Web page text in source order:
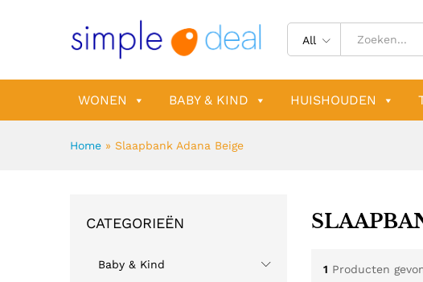
All
WONEN BABY & KIND HUISHOUDEN
Home » Slaapbank Adana Beige
1 Producten
CATEGORIEËN
Baby & Kind